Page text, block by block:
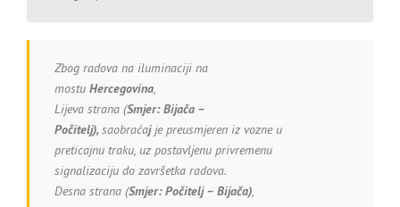
Zbog radova na iluminaciji na
mostu Hercegovina,
Lijeva strana (Smjer: Bijača –
Počitelj),saobraćajje preusmjeren iz vozne u
preticajnu traku, uz postavljenu privremenu
signalizaciju do završetka radova.
Desna strana (Smjer: Počitelj – Bijača),